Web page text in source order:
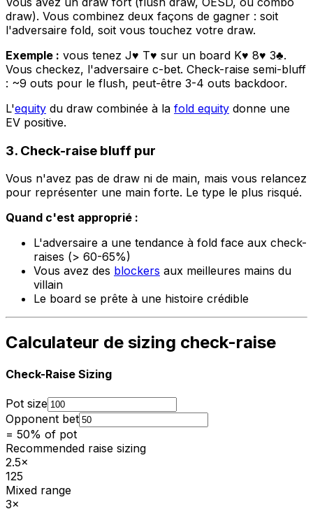
draw). Vous combinez deux façons de gagner : soit
l'adversaire fold, soit vous touchez votre draw.
Exemple : vous tenez J♥ T♥ sur un board K♥ 8♥ 3♣.
Vous checkez, l'adversaire c-bet. Check-raise semi-bluff
: ~9 outs pour le flush, peut-être 3-4 outs backdoor.
L'equity du draw combinée à la fold equity donne une
EV positive.
3. Check-raise bluff pur
Vous n'avez pas de draw ni de main, mais vous relancez
pour représenter une main forte. Le type le plus risqué.
Quand c'est approprié :
L'adversaire a une tendance à fold face aux check-
raises (> 60-65%)
Vous avez des blockers aux meilleures mains du
villain
Le board se prête à une histoire crédible
Calculateur de sizing check-raise
Check-Raise Sizing
Pot size
Opponent bet
= 50% of pot
Recommended raise sizing
2.5×
125
Mixed range
3×